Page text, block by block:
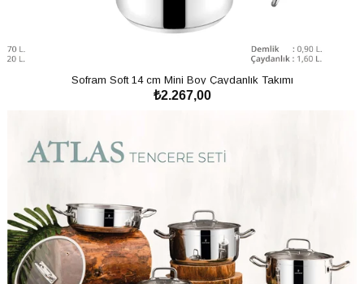
Sofram Soft 14 cm Mini Boy Çaydanlık Takımı
₺2.267,00